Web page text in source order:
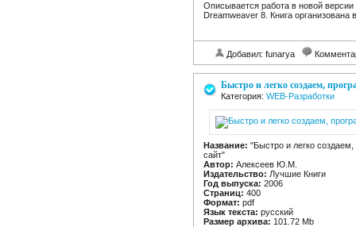
Описывается работа в новой версии
Dreamweaver 8. Книга организована
Добавил: funarya
Быстро и легко создаем,
Категория: WEB-Разработки
Название: "Быстро и легко
сайт"
Автор: Алексеев Ю.М.
Издательство: Лучшие Книги
Год выпуска: 2006
Страниц: 400
Формат: pdf
Язык текста: русский
Размер архива: 101.72 Mb